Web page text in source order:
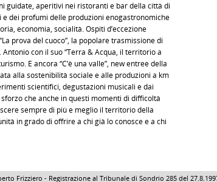
guidate, aperitivi nei ristoranti e bar della città di
dei profumi delle produzioni enogastronomiche
economia, socialità. Ospiti d’eccezione
prova del cuoco”, la popolare trasmissione di
con il suo “Terra & Acqua, il territorio a
E ancora “C’è una valle”, new entree della
alla sostenibilità sociale e alle produzioni a km
scientifici, degustazioni musicali e dai
che anche in questi momenti di difficoltà
sempre di più e meglio il territorio della
in grado di offrire a chi già lo conosce e a chi
Frizziero - Registrazione al Tribunale di Sondrio 285 del